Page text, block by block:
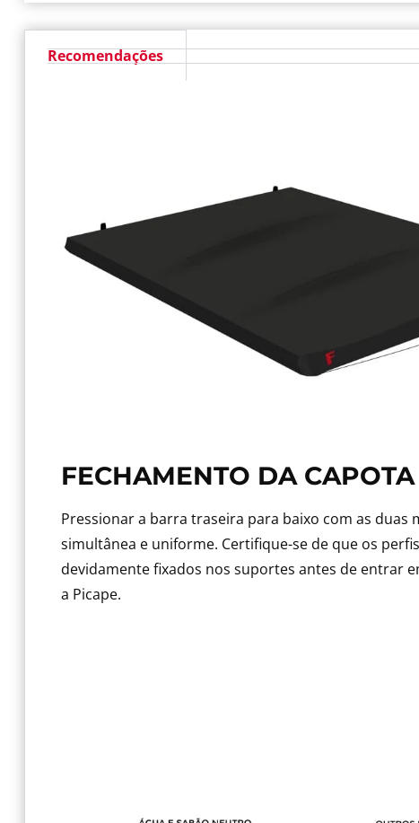
Recomendações
FECHAMENTO DA CAPOTA
Pressionar a barra traseira para baixo com as duas
simultânea e uniforme. Certifique-se de que os
devidamente fixados nos suportes antes de entrar
a Picape.